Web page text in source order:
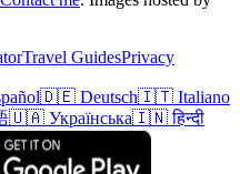
Travel GuidesPrivacy
🇩🇪 Deutsch🇮🇹 Italiano
🇺🇦 Українська🇮🇳 हिन्दी